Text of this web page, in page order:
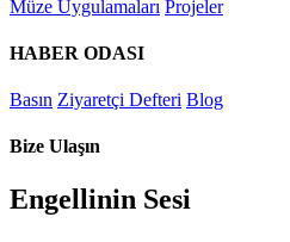
Müze Uygulamaları Projeler
HABER ODASI
Basın Ziyaretçi Defteri Blog
Bize Ulaşın
Engellinin Sesi